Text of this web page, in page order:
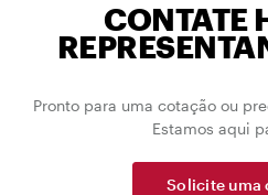
CONTATE
Pronto para uma cotação ou
Estamos aqui
Solicite uma